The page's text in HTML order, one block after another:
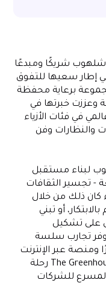
شريكًا ومبدعًا
إطار سعيها للتفوق
برعاية محفظة
مملوكة وعززت خبرتها في
لأكثر من 400 اسم عالمي في فئات الأزياء
والنظارات وفن
لبناء مستقبل
- تجسير الثقافات
كان ذلك من خلال
أو تبني
على تشكيل
تجارب سلسة
عبر أكثر من 950 متجرًا ومنصة عبر الإنترنت
وتطبيقات الأجهزة المحمولة. يقود The Greenhouse رحلة
والمسرع للشركات